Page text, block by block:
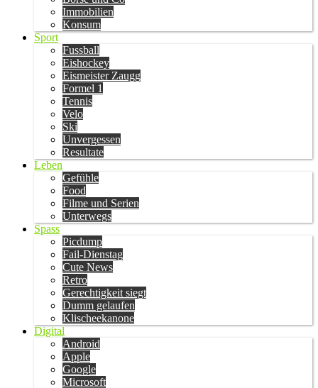
Immobilien
Konsum
Sport
Fussball
Eishockey
Eismeister Zaugg
Formel 1
Tennis
Velo
Ski
Unvergessen
Resultate
Leben
Gefühle
Food
Filme und Serien
Unterwegs
Spass
Picdump
Fail-Dienstag
Cute News
Retro
Gerechtigkeit siegt
Dumm gelaufen
Klischeekanone
Digital
Android
Apple
Google
Microsoft